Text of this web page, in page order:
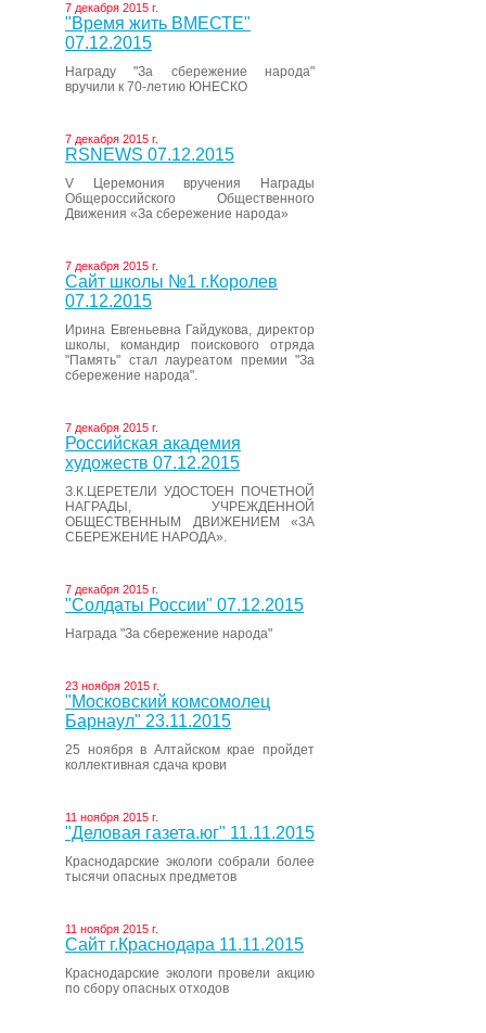
7 декабря 2015 г.
"Время жить ВМЕСТЕ"
07.12.2015
Награду "За сбережение народа"
вручили к 70-летию ЮНЕСКО
7 декабря 2015 г.
RSNEWS 07.12.2015
V Церемония вручения Награды
Общероссийского Общественного
Движения «За сбережение народа»
7 декабря 2015 г.
Сайт школы №1 г.Королев
07.12.2015
Ирина Евгеньевна Гайдукова, директор
школы, командир поискового отряда
"Память" стал лауреатом премии "За
сбережение народа".
7 декабря 2015 г.
Российская академия
художеств 07.12.2015
З.К.ЦЕРЕТЕЛИ УДОСТОЕН ПОЧЕТНОЙ
НАГРАДЫ, УЧРЕЖДЕННОЙ
ОБЩЕСТВЕННЫМ ДВИЖЕНИЕМ «ЗА
СБЕРЕЖЕНИЕ НАРОДА».
7 декабря 2015 г.
"Солдаты России" 07.12.2015
Награда "За сбережение народа"
23 ноября 2015 г.
"Московский комсомолец
Барнаул" 23.11.2015
25 ноября в Алтайском крае пройдет
коллективная сдача крови
11 ноября 2015 г.
"Деловая газета.юг" 11.11.2015
Краснодарские экологи собрали более
тысячи опасных предметов
11 ноября 2015 г.
Сайт г.Краснодара 11.11.2015
Краснодарские экологи провели акцию
по сбору опасных отходов